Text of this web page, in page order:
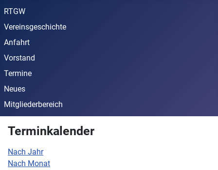
RTGW
Vereinsgeschichte
Anfahrt
Vorstand
Termine
Neues
Mitgliederbereich
Terminkalender
Nach Jahr
Nach Monat